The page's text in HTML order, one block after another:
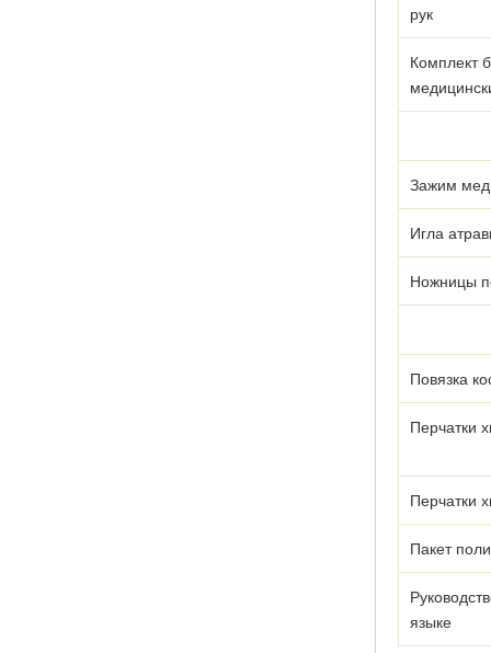
рук
Комплект
Зажим
Игла
Ножницы
Повязка
Перчатки
Перчатки
Пакет
языке